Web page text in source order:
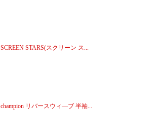
SCREEN STARS(スクリーン ス...
champion リバースウィ―ブ 半袖...